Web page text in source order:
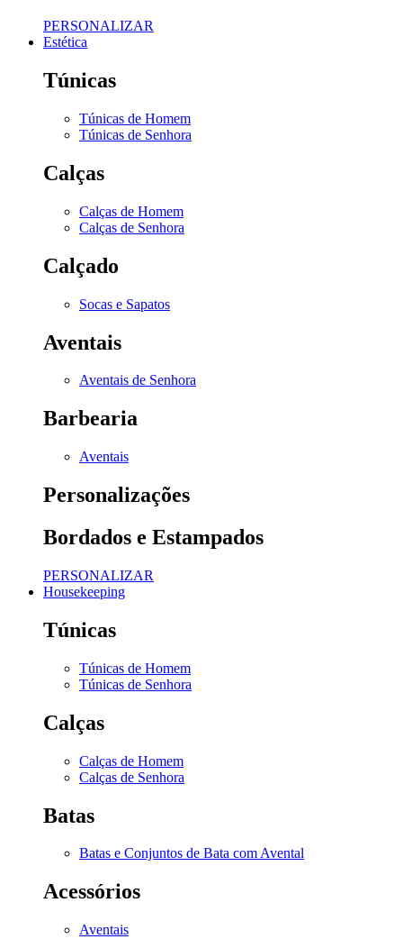
PERSONALIZAR
Estética
Túnicas
Túnicas de Homem
Túnicas de Senhora
Calças
Calças de Homem
Calças de Senhora
Calçado
Socas e Sapatos
Aventais
Aventais de Senhora
Barbearia
Aventais
Personalizações
Bordados e Estampados
PERSONALIZAR
Housekeeping
Túnicas
Túnicas de Homem
Túnicas de Senhora
Calças
Calças de Homem
Calças de Senhora
Batas
Batas e Conjuntos de Bata com Avental
Acessórios
Aventais